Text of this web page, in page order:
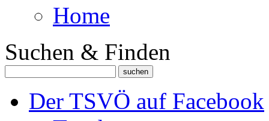
Home
Suchen & Finden
Der TSVÖ auf Facebook